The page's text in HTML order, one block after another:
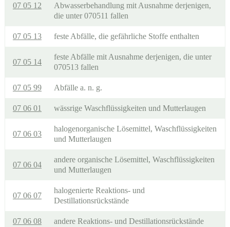
07 05 12
Abwasserbehandlung mit Ausnahme derjenigen,
die unter 070511 fallen
07 05 13 feste Abfälle, die gefährliche Stoffe enthalten
07 05 14
feste Abfälle mit Ausnahme derjenigen, die unter
070513 fallen
07 05 99 Abfälle a. n. g.
07 06 01 wässrige Waschflüssigkeiten und Mutterlaugen
07 06 03
halogenorganische Lösemittel, Waschflüssigkeiten
und Mutterlaugen
07 06 04
andere organische Lösemittel, Waschflüssigkeiten
und Mutterlaugen
07 06 07
halogenierte Reaktions- und
Destillationsrückstände
07 06 08 andere Reaktions- und Destillationsrückstände